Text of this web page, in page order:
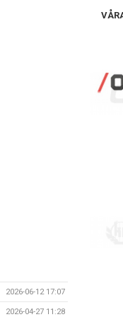
2026-06-12 17:07
2026-04-27 11:28